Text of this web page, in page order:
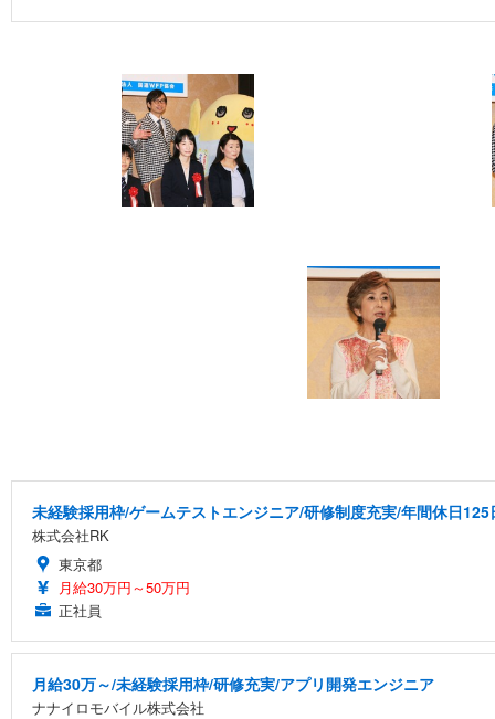
未経験採用枠/ゲームテストエンジニア/研修制度充実/年間休日125
株式会社RK
東京都
月給30万円～50万円
正社員
月給30万～/未経験採用枠/研修充実/アプリ開発エンジニア
ナナイロモバイル株式会社